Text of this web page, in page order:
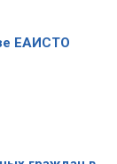
ЕАИСТО